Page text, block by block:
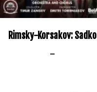
Rimsky-Korsakov: Sadko
–